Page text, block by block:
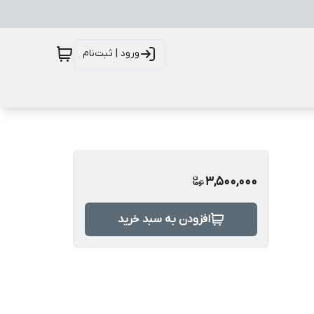
ورود | ثبت‌نام
3,500,000
افزودن به سبد خرید